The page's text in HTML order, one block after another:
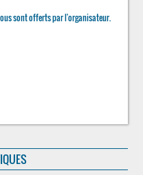
sont offerts par l'organisateur.